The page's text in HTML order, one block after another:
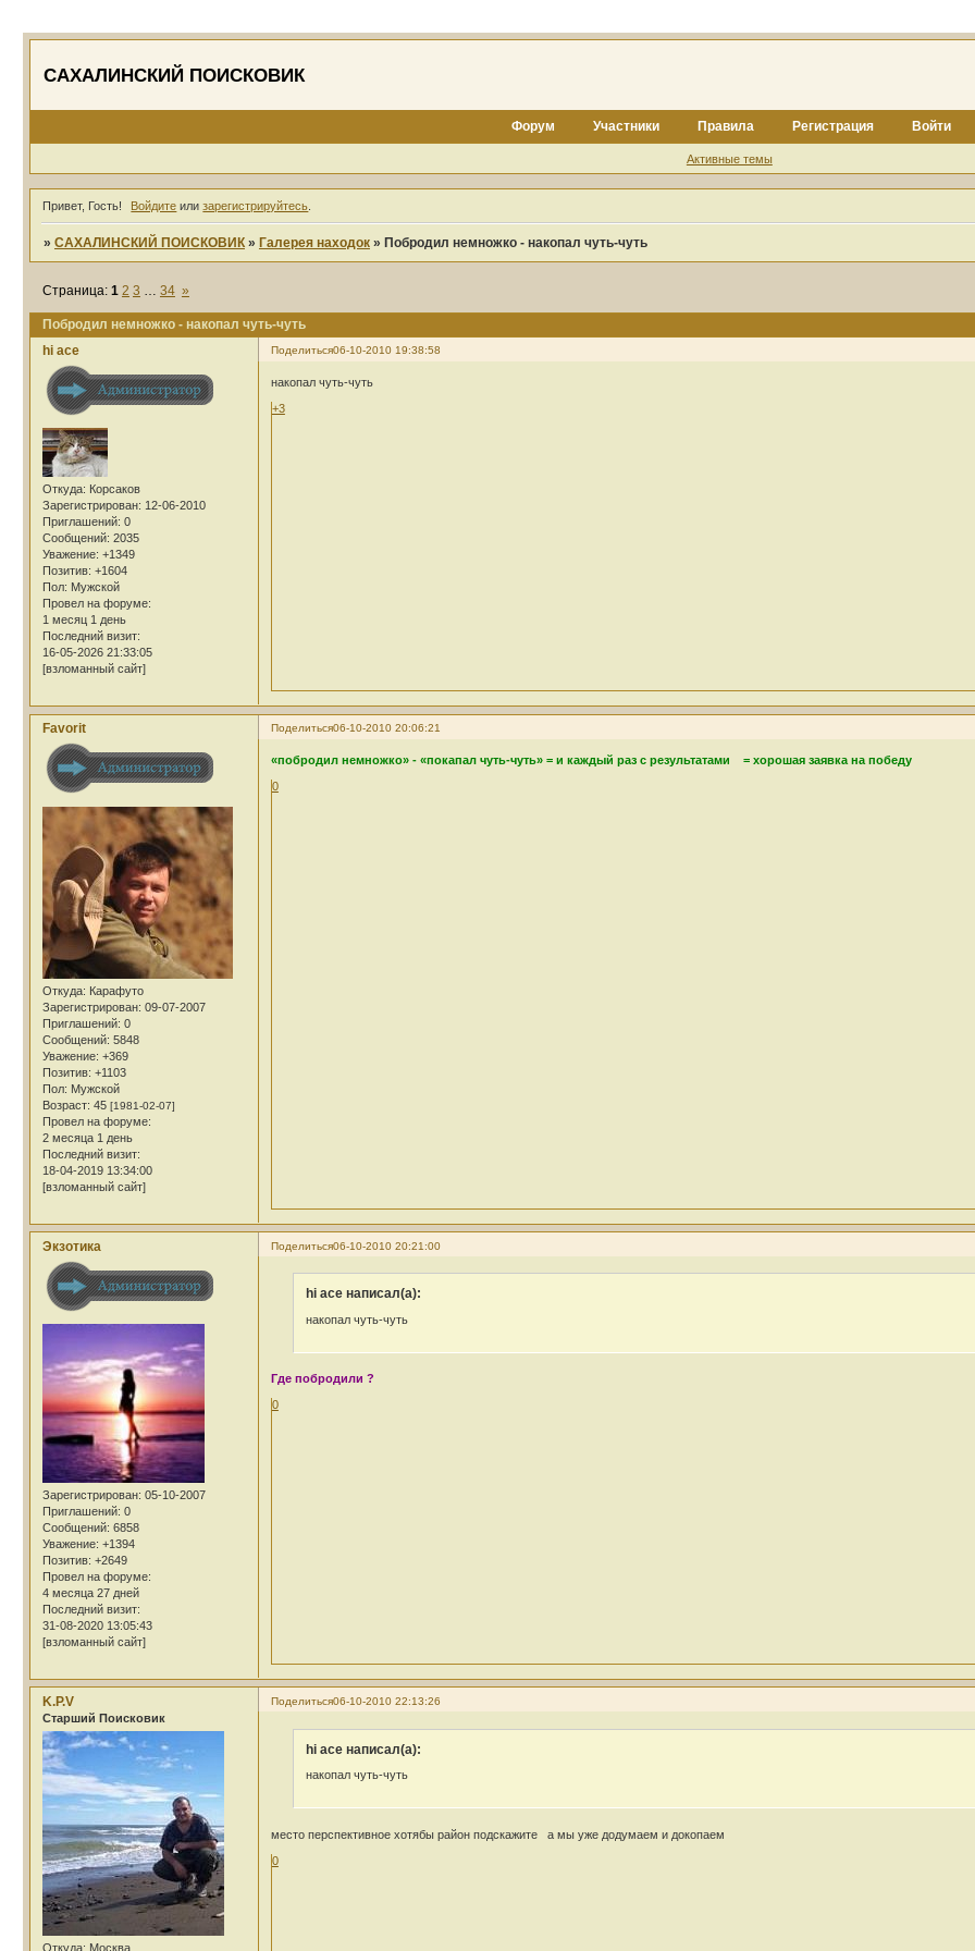
САХАЛИНСКИЙ ПОИСКОВИК
Форум Участники Правила Регистрация Войти
Активные темы
Привет, Гость! Войдите илизарегистрируйтесь
» САХАЛИНСКИЙ ПОИСКОВИК » Галерея находок » Побродил немножко - накопал чуть-чуть
Побродил немножко - накопал чуть-чуть
Страница: 1 2 3 … 34 »
Поделиться06-10-2010 19:38:58
hi ace
Откуда: Корсаков
Зарегистрирован: 12-06-2010
Приглашений: 0
Сообщений: 2035
Уважение: +1349
Позитив: +1604
Пол: Мужской
Провел на форуме:
1 месяц 1 день
Последний визит:
16-05-2026 21:33:05
[взломанный сайт]
накопал чуть-чуть
+3
Поделиться06-10-2010 20:06:21
Favorit
Откуда: Карафуто
Зарегистрирован: 09-07-2007
Приглашений: 0
Сообщений: 5848
Уважение: +369
Позитив: +1103
Пол: Мужской
Возраст: 45 [1981-02-07]
Провел на форуме:
2 месяца 1 день
Последний визит:
18-04-2019 13:34:00
[взломанный сайт]
«побродил немножко» - «покапал чуть-чуть» = и каждый раз с результатами
= хорошая заявка на победу
0
Поделиться06-10-2010 20:21:00
Экзотика
Зарегистрирован: 05-10-2007
Приглашений: 0
Сообщений: 6858
Уважение: +1394
Позитив: +2649
Провел на форуме:
4 месяца 27 дней
Последний визит:
31-08-2020 13:05:43
[взломанный сайт]
hi ace написал(а):
накопал чуть-чуть
Где побродили ?
0
Поделиться06-10-2010 22:13:26
K.P.V
Cтарший Поисковик
Откуда: Москва
hi ace написал(а):
накопал чуть-чуть
место перспективное хотябы район подскажите
а мы уже додумаем и докопаем
0